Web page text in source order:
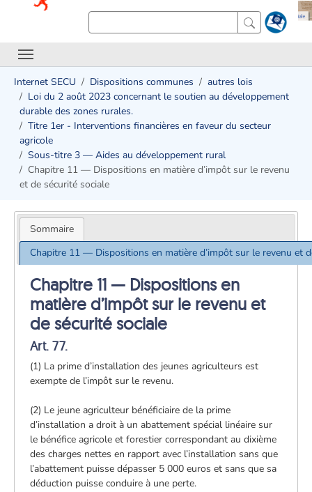
Internet SECU Dispositions communes
autres lois
Loi du 2 août 2023 concernant le soutien au développement
durable des zones rurales.
Titre 1er - Interventions financières en faveur du secteur
agricole
Sous-titre 3 — Aides au développement rural
Chapitre 11 — Dispositions en matière d’impôt sur le revenu
et de sécurité sociale
Sommaire
Chapitre 11 — Dispositions en matière d’impôt sur le revenu et
Chapitre 11 — Dispositions en
matière d’impôt sur le revenu et
de sécurité sociale
Art. 77.
(1) La prime d’installation des jeunes agriculteurs est
exempte de l’impôt sur le revenu.
(2) Le jeune agriculteur bénéficiaire de la prime
d’installation a droit à un abattement spécial linéaire sur
le bénéfice agricole et forestier correspondant au dixième
des charges nettes en rapport avec l’installation sans que
l’abattement puisse dépasser 5 000 euros et sans que sa
déduction puisse conduire à une perte.